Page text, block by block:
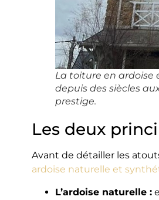
La toiture en ardoise
depuis des siècles
prestige.
Les deux
Avant de détailler les
ardoise naturelle et
L’ardoise naturelle :